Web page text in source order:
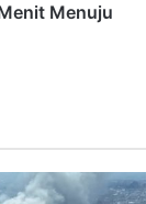
Menuju